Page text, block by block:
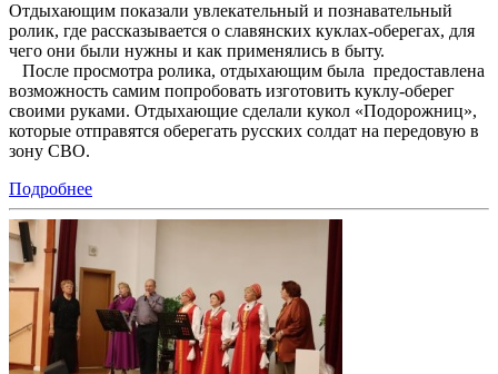
Отдыхающим показали увлекательный и познавательный
ролик, где рассказывается о славянских куклах-оберегах, для
чего они были нужны и как применялись в быту.
После просмотра ролика, отдыхающим была предоставлена
возможность самим попробовать изготовить куклу-оберег
своими руками. Отдыхающие сделали кукол «Подорожниц»,
которые отправятся оберегать русских солдат на передовую в
зону СВО.
Подробнее